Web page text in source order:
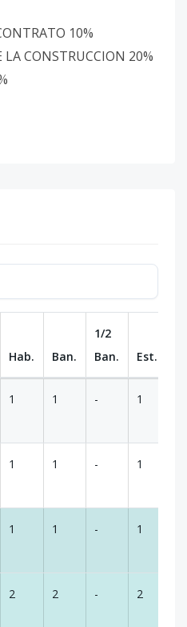
10%
CONSTRUCCION 20%
Hab. Ban.
1/2
Ban.
Est.
1 1 - 1
1 1 - 1
1 1 - 1
2 2 - 2